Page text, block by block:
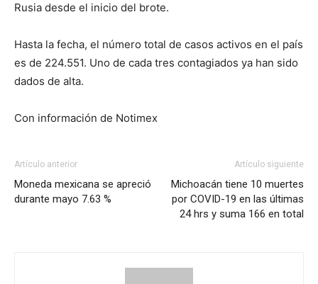
Rusia desde el inicio del brote.
Hasta la fecha, el número total de casos activos en el país
es de 224.551. Uno de cada tres contagiados ya han sido
dados de alta.
Con información de Notimex
Artículo anterior
Moneda mexicana se apreció
durante mayo 7.63 %
Artículo siguiente
Michoacán tiene 10 muertes
por COVID-19 en las últimas
24 hrs y suma 166 en total